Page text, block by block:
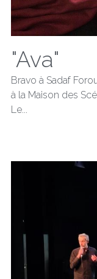
"Ava"
Bravo à Sadaf
à la Maison des
Le...